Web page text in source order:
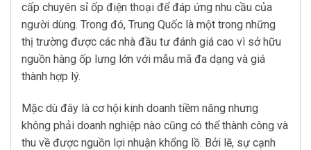
cấp chuyên sỉ ốp điện thoại để đáp ứng nhu cầu của
người dùng. Trong đó, Trung Quốc là một trong những
thị trường được các nhà đầu tư đánh giá cao vì sở hữu
nguồn hàng ốp lưng lớn với mẫu mã đa dạng và giá
thành hợp lý.
Mặc dù đây là cơ hội kinh doanh tiềm năng nhưng
không phải doanh nghiệp nào cũng có thể thành công và
thu về được nguồn lợi nhuận khổng lồ. Bởi lẽ, sự cạnh